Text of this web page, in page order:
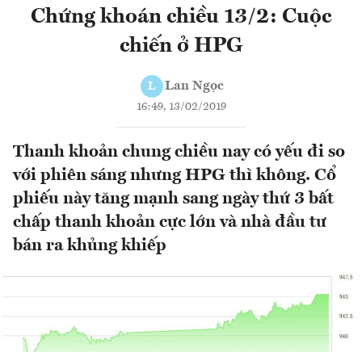
Chứng khoán chiều 13/2: Cuộc
chiến ở HPG
L Lan Ngọc
16:49, 13/02/2019
Thanh khoản chung chiều nay có yếu đi so
với phiên sáng nhưng HPG thì không. Cổ
phiếu này tăng mạnh sang ngày thứ 3 bất
chấp thanh khoản cực lớn và nhà đầu tư
bán ra khủng khiếp